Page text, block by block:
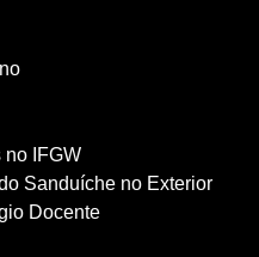
no IFGW
Sanduíche no Exterior
Docente